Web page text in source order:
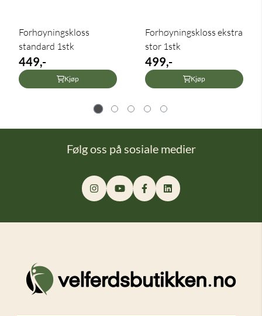
Forhøyningskloss
standard 1stk
449,-
Kjøp
Forhøyningskloss ekstra
stor 1stk
499,-
Kjøp
Følg oss på sosiale medier